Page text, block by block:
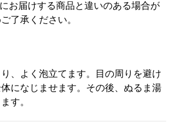
お届けする商品と違いのある場合が
了承ください。
、よく泡立てます。目の周りを避け
になじませます。その後、ぬるま湯
す。